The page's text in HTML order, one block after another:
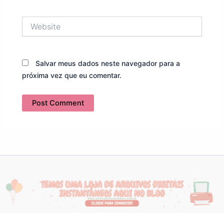
Salvar meus dados neste navegador para a
próxima vez que eu comentar.